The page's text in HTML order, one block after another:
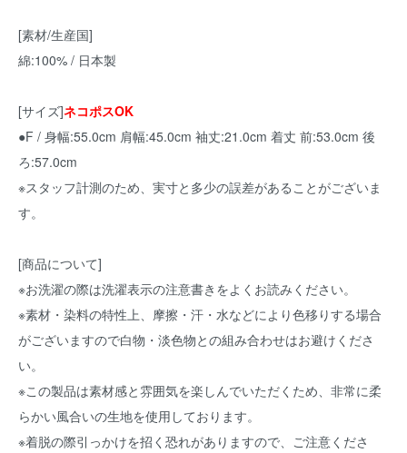
[素材/生産国]
綿:100% / 日本製
[サイズ]ネコポスOK
●F / 身幅:55.0cm 肩幅:45.0cm 袖丈:21.0cm 着丈 前:53.0cm 後
ろ:57.0cm
※スタッフ計測のため、実寸と多少の誤差があることがございま
す。
[商品について]
※お洗濯の際は洗濯表示の注意書きをよくお読みください。
※素材・染料の特性上、摩擦・汗・水などにより色移りする場合
がございますので白物・淡色物との組み合わせはお避けくださ
い。
※この製品は素材感と雰囲気を楽しんでいただくため、非常に柔
らかい風合いの生地を使用しております。
※着脱の際引っかけを招く恐れがありますので、ご注意くださ